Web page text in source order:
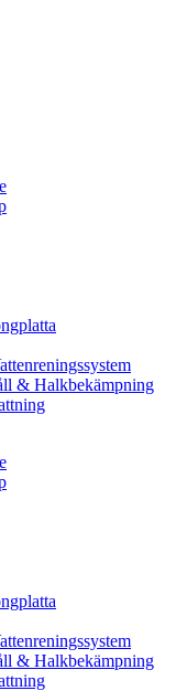
& Halkbekämpning
& Halkbekämpning